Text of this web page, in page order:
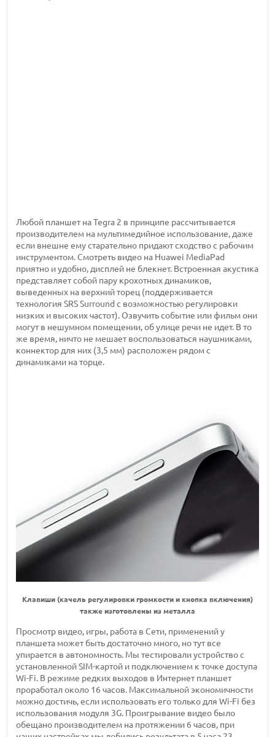
Любой планшет на Tegra 2 в принципе рассчитывается
производителем на мультимедийное использование, даже
если внешне ему старательно придают сходство с рабочим
инструментом. Смотреть видео на Huawei MediaPad
приятно и удобно, дисплей не блекнет. Встроенная акустика
представляет собой пару крохотных динамиков,
выведенных на верхний торец (поддерживается
технология SRS Surround с возможностью регулировки
низких и высоких частот). Озвучить событие или фильм они
могут в нешумном помещении, об улице речи не идет. В то
же время, ничто не мешает воспользоваться наушниками,
коннектор для них (3,5 мм) расположен рядом с
динамиками на торце.
Клавиши (качель регулировки громкости и кнопка включения)
также изготовлены из металла
Просмотр видео, игры, работа в Сети, применений у
планшета может быть достаточно много, но тут все
упирается в автономность. Мы тестировали устройство с
установленной SIM-картой и подключением к точке доступа
Wi-Fi. В режиме редких выходов в Интернет планшет
проработал около 16 часов. Максимальной экономичности
можно достичь, если использовать его только для Wi-Fi без
использования модуля 3G. Проигрывание видео было
обещано производителем на протяжении 6 часов, при